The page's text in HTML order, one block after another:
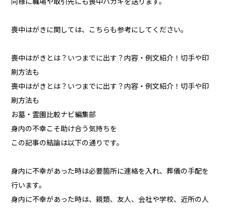
同様に職場や取引先にも喪中ハガキを送ります。
喪中はがきに関しては、こちらも参考にしてください。
喪中はがきとは？いつまでに出す？内容・例文紹介！切手や印
刷方法も
喪中はがきとは？いつまでに出す？内容・例文紹介！切手や印
刷方法も
お墓・霊園比較ナビ編集部
身内の不幸こそ助け合う気持ちを
この記事の結論は以下の通りです。
身内に不幸があった時は必要箇所に連絡を入れ、葬儀の手配を
行います。
身内に不幸があった時は、親類、友人、会社や学校、近所の人